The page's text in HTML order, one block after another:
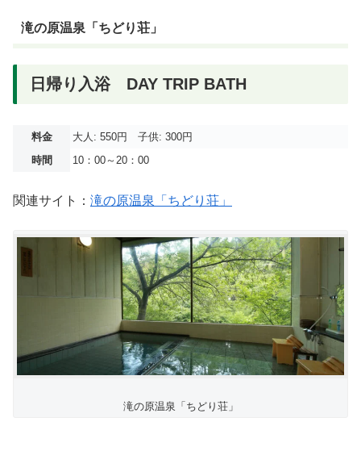
滝の原温泉「ちどり荘」
日帰り入浴 DAY TRIP BATH
料金
大人: 550円 子供: 300円
時間
10：00～20：00
関連サイト： 滝の原温泉「ちどり荘」
滝の原温泉「ちどり荘」